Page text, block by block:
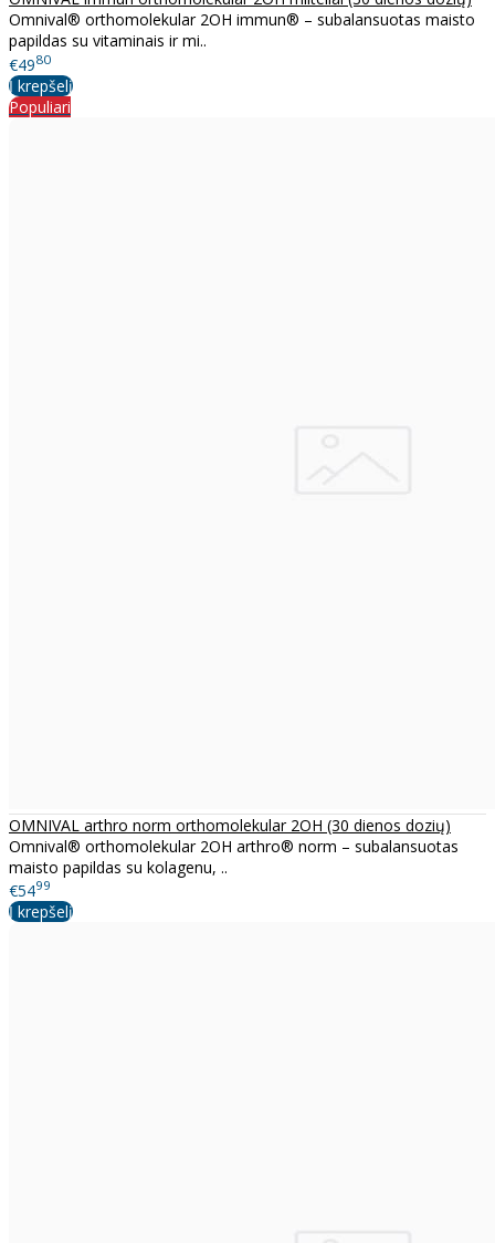
Omnival® orthomolekular 2OH immun® – subalansuotas maisto
papildas su vitaminais ir mi..
€4980
Į krepšelį
Populiari
OMNIVAL arthro norm orthomolekular 2OH (30 dienos dozių)
Omnival® orthomolekular 2OH arthro® norm – subalansuotas
maisto papildas su kolagenu, ..
€5499
Į krepšelį